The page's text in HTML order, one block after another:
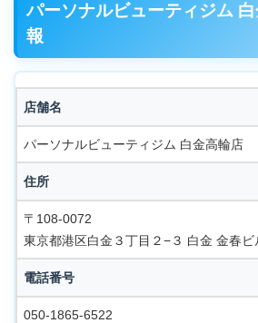
パーソナルビューティジム
報
店舗名
パーソナルビューティジム 白金高輪店
住所
〒108-0072
東京都港区白金３丁目２−３ 白金 金春ビ
電話番号
050-1865-6522